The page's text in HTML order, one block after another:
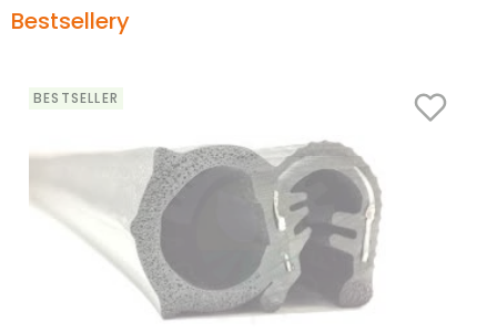
Bestsellery
BESTSELLER